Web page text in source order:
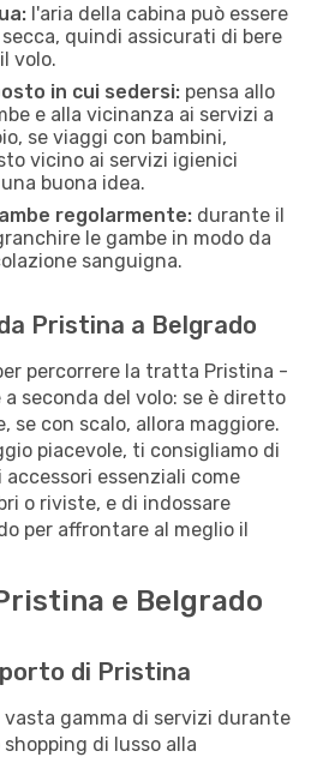
l'aria della cabina può essere
quindi assicurati di bere
volo.
in cui sedersi: pensa allo
e alla vicinanza ai servizi a
se viaggi con bambini,
vicino ai servizi igienici
buona idea.
regolarmente: durante il
le gambe in modo da
sanguigna.
Pristina a Belgrado
percorrere la tratta Pristina -
seconda del volo: se è diretto
se con scalo, allora maggiore.
piacevole, ti consigliamo di
essenziali come
o riviste, e di indossare
per affrontare al meglio il
e Belgrado
di Pristina
vasta gamma di servizi durante
di lusso alla